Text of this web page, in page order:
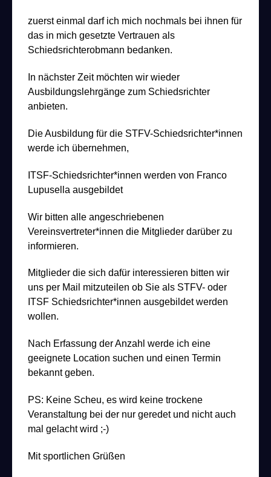
zuerst einmal darf ich mich nochmals bei ihnen für
das in mich gesetzte Vertrauen als
Schiedsrichterobmann bedanken.
In nächster Zeit möchten wir wieder
Ausbildungslehrgänge zum Schiedsrichter
anbieten.
Die Ausbildung für die STFV-Schiedsrichter*innen
werde ich übernehmen,
ITSF-Schiedsrichter*innen werden von Franco
Lupusella ausgebildet
Wir bitten alle angeschriebenen
Vereinsvertreter*innen die Mitglieder darüber zu
informieren.
Mitglieder die sich dafür interessieren bitten wir
uns per Mail mitzuteilen ob Sie als STFV- oder
ITSF Schiedsrichter*innen ausgebildet werden
wollen.
Nach Erfassung der Anzahl werde ich eine
geeignete Location suchen und einen Termin
bekannt geben.
PS: Keine Scheu, es wird keine trockene
Veranstaltung bei der nur geredet und nicht auch
mal gelacht wird ;-)
Mit sportlichen Grüßen